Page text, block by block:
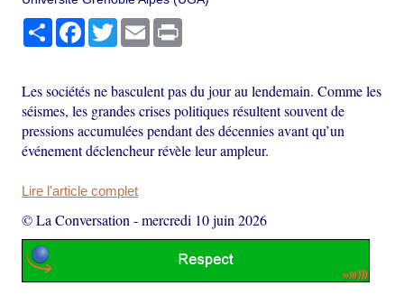
PartagerFacebook
TwitterEmail
Les sociétés ne basculent pas du jour au lendemain. Comme les
séismes, les grandes crises politiques résultent souvent de
pressions accumulées pendant des décennies avant qu’un
événement déclencheur révèle leur ampleur.
Lire l'article complet
© La Conversation -mercredi 10 juin 2026